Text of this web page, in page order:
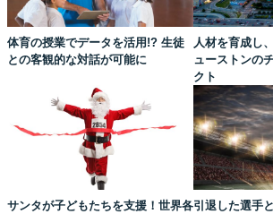
体育の授業でデータを活用!? 生徒
との客観的な対話が可能に
人材を育成し
ューストンの
クト
サンタが子どもたちを支援！世界各引退した選手